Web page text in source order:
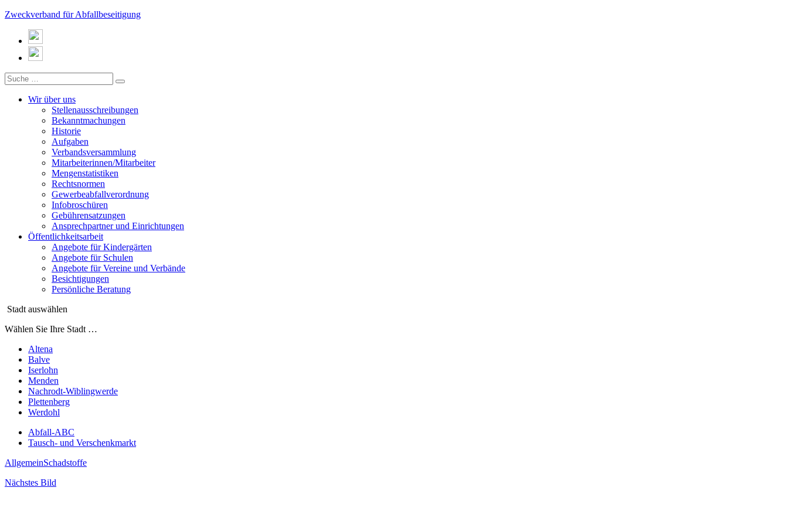
Zweckverband für Abfallbeseitigung
Wir über uns
Stellenausschreibungen
Bekanntmachungen
Historie
Aufgaben
Verbandsversammlung
Mitarbeiterinnen/Mitarbeiter
Mengenstatistiken
Rechtsnormen
Gewerbeabfallverordnung
Infobroschüren
Gebührensatzungen
Ansprechpartner und Einrichtungen
Öffentlichkeitsarbeit
Angebote für Kindergärten
Angebote für Schulen
Angebote für Vereine und Verbände
Besichtigungen
Persönliche Beratung
Stadt auswählen
Wählen Sie Ihre Stadt …
Altena
Balve
Iserlohn
Menden
Nachrodt-Wiblingwerde
Plettenberg
Werdohl
Abfall-ABC
Tausch- und Verschenkmarkt
AllgemeinSchadstoffe
Nächstes Bild